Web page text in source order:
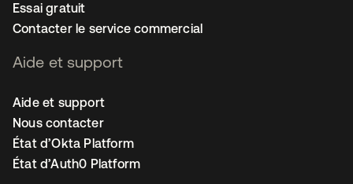
Essai gratuit
Contacter le service commercial
Aide et support
Aide et support
Nous contacter
État d’Okta Platform
État d’Auth0 Platform